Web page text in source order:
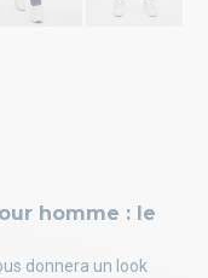
homme : le
donnera un look